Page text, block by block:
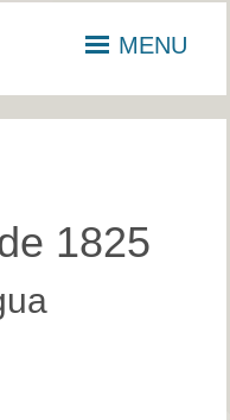
MENU
1825